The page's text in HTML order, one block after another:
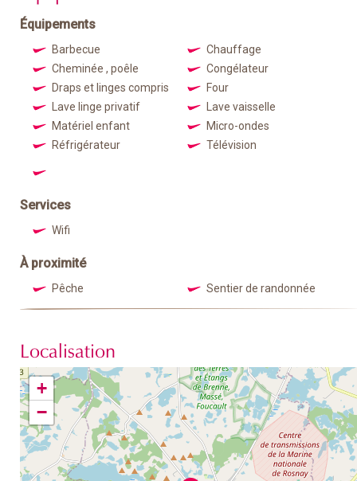
Équipements
Barbecue
Chauffage
Cheminée , poêle
Congélateur
Draps et linges compris
Four
Lave linge privatif
Lave vaisselle
Matériel enfant
Micro-ondes
Réfrigérateur
Télévision
Services
Wifi
À proximité
Pêche Sentier de randonnée
Localisation
+
−